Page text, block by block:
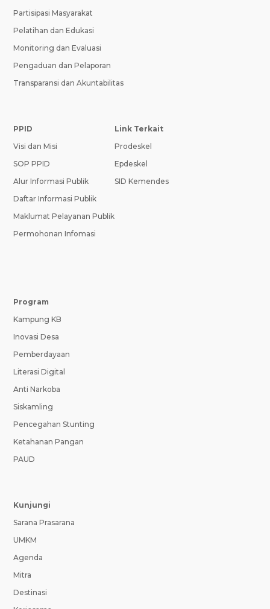
Partisipasi Masyarakat
Pelatihan dan Edukasi
Monitoring dan Evaluasi
Pengaduan dan Pelaporan
Transparansi dan Akuntabilitas
PPID
Visi dan Misi
SOP PPID
Alur Informasi Publik
Daftar Informasi Publik
Maklumat Pelayanan Publik
Permohonan Infomasi
Link Terkait
Prodeskel
Epdeskel
SID Kemendes
Program
Kampung KB
Inovasi Desa
Pemberdayaan
Literasi Digital
Anti Narkoba
Siskamling
Pencegahan Stunting
Ketahanan Pangan
PAUD
Kunjungi
Sarana Prasarana
UMKM
Agenda
Mitra
Destinasi